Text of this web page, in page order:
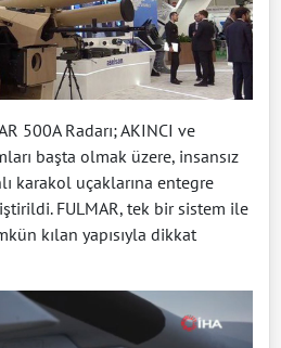
500A Radarı; AKINCI ve
başta olmak üzere, insansız
karakol uçaklarına entegre
FULMAR, tek bir sistem ile
kılan yapısıyla dikkat